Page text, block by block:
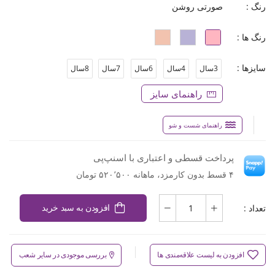
رنگ : صورتی روشن
رنگ ها :
سایزها : 3سال 4سال 6سال 7سال 8سال
راهنمای سایز
راهنمای شست و شو
پرداخت قسطی و اعتباری با اسنپ‌پی
۴ قسط بدون کارمزد، ماهانه ۵۲۰٬۵۰۰ تومان
تعداد : افزودن به سبد خرید
افزودن به لیست علاقه‌مندی ها بررسی موجودی در سایر شعب